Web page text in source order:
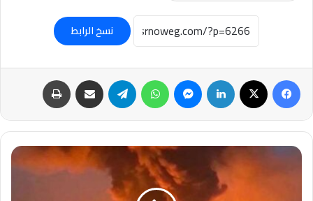
نسخ الرابط
فيسبوك لينكدإن ماسنجر واتساب تيلقرام مشاركة عبر البريد
عاجل-
وسائل